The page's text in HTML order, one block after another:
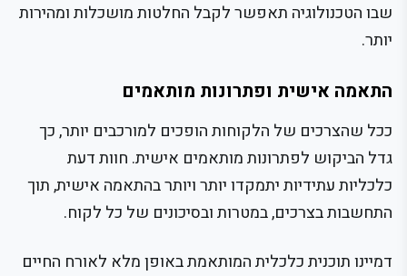
שבו הטכנולוגיה תאפשר לקבל החלטות מושכלות ומהירות
יותר.
התאמה אישית ופתרונות מותאמים
ככל שהצרכים של הלקוחות הופכים למורכבים יותר, כך
גדל הביקוש לפתרונות מותאמים אישית. חוות דעת
כלכליות עתידיות יתמקדו יותר ויותר בהתאמה אישית, תוך
התחשבות בצרכים, במטרות ובסיכונים של כל לקוח.
דמיינו תוכנית כלכלית המותאמת באופן מלא לאורח החיים